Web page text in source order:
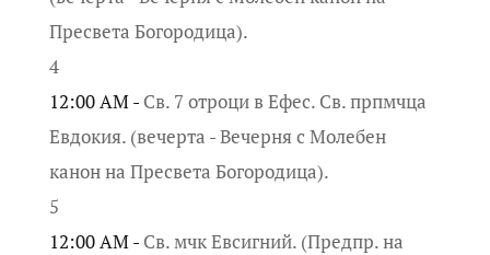
Пресвета Богородица).
4
12:00 AM - Св. 7 отроци в Ефес. Св. прпмчца
Евдокия. (вечерта - Вечерня с Молебен
канон на Пресвета Богородица).
5
12:00 AM - Св. мчк Евсигний. (Предпр. на